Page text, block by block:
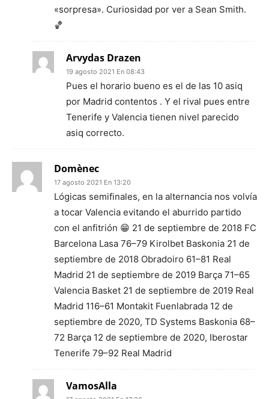
«sorpresa». Curiosidad por ver a Sean Smith.
🏀
Arvydas Drazen
19 agosto 2021 En 08:43
Pues el horario bueno es el de las 10 asiq
por Madrid contentos . Y el rival pues entre
Tenerife y Valencia tienen nivel parecido
asiq correcto.
Domènec
17 agosto 2021 En 13:20
Lógicas semifinales, en la alternancia nos volvía
a tocar Valencia evitando el aburrido partido
con el anfitrión 😁 21 de septiembre de 2018 FC
Barcelona Lasa 76–79 Kirolbet Baskonia 21 de
septiembre de 2018 Obradoiro 61–81 Real
Madrid 21 de septiembre de 2019 Barça 71–65
Valencia Basket 21 de septiembre de 2019 Real
Madrid 116–61 Montakit Fuenlabrada 12 de
septiembre de 2020, TD Systems Baskonia 68–
72 Barça 12 de septiembre de 2020, Iberostar
Tenerife 79–92 Real Madrid
VamosAlla